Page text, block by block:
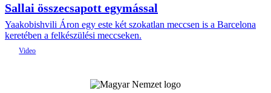
Sallai összecsapott egymással
Yaakobishvili Áron egy este két szokatlan meccsen is a Barcelona
keretében a felkészülési meccseken.